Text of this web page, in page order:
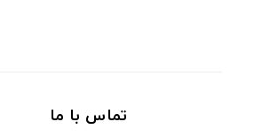
تماس با ما